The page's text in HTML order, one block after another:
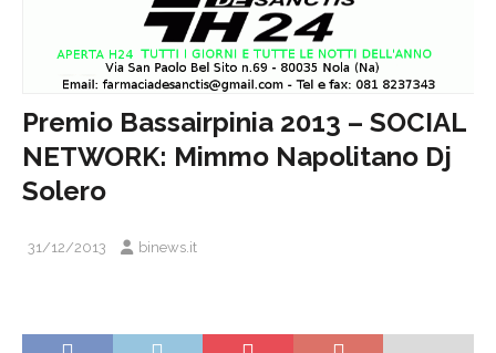
Premio Bassairpinia 2013 – SOCIAL
NETWORK: Mimmo Napolitano Dj
Solero
31/12/2013 binews.it